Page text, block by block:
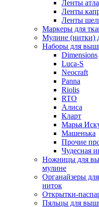
Ленты
Ленты
Ленты
Маркеры для
Мулине (нитки)
Наборы для
Dimensions
Luca-S
Neocraft
Panna
Riolis
RTO
Алиса
Кларт
Марья
Машенька
Прочие
Чудесная
Ножницы для
мулине
Органайзеры
ниток
Открытки-
Пяльцы для